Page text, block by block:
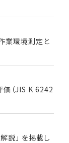
業環境測定と
価（JIS K 6242
説」 を掲載し